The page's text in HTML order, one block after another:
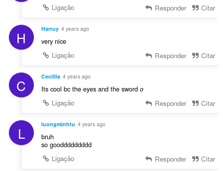
Ligação
Responder Citar
H Harruy 4 years ago
very nice
Ligação
Responder Citar
C Cecillia 4 years ago
Its cool bc the eyes and the sword o
Ligação Responder Citar
L luongminhtu 4 years ago
bruh
so gooddddddddd
Ligação
Responder Citar